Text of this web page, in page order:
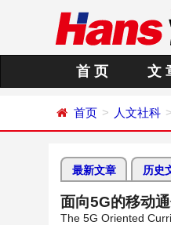
首 页 文
首页 人文社科
最新文章 历史
面向5G的移动
The 5G Oriented